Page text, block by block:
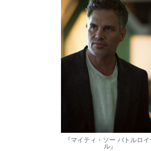
『マイティ・ソー バトルロイ
ル』